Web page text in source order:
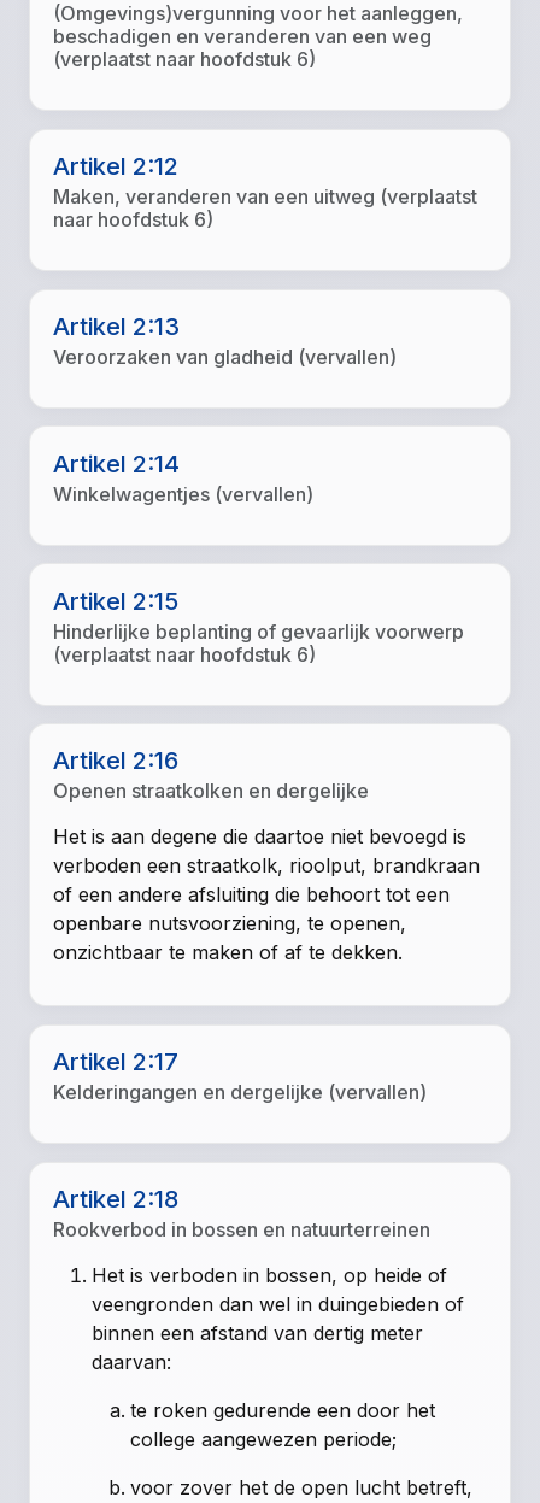
(Omgevings)vergunning voor het aanleggen,
beschadigen en veranderen van een weg
(verplaatst naar hoofdstuk 6)
Artikel 2:12
Maken, veranderen van een uitweg (verplaatst
naar hoofdstuk 6)
Artikel 2:13
Veroorzaken van gladheid (vervallen)
Artikel 2:14
Winkelwagentjes (vervallen)
Artikel 2:15
Hinderlijke beplanting of gevaarlijk voorwerp
(verplaatst naar hoofdstuk 6)
Artikel 2:16
Openen straatkolken en dergelijke
Het is aan degene die daartoe niet bevoegd is
verboden een straatkolk, rioolput, brandkraan
of een andere afsluiting die behoort tot een
openbare nutsvoorziening, te openen,
onzichtbaar te maken of af te dekken.
Artikel 2:17
Kelderingangen en dergelijke (vervallen)
Artikel 2:18
Rookverbod in bossen en natuurterreinen
Het is verboden in bossen, op heide of
veengronden dan wel in duingebieden of
binnen een afstand van dertig meter
daarvan:
te roken gedurende een door het
college aangewezen periode;
voor zover het de open lucht betreft,